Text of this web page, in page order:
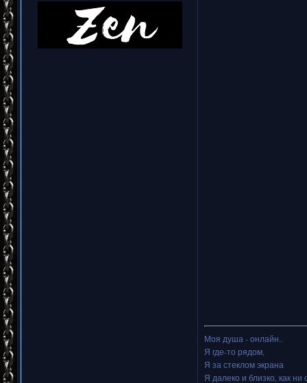
Моя душа - онлайн..
Я где-то рядом,
Я за стеклом экрана
Я далеко и близко, как ни